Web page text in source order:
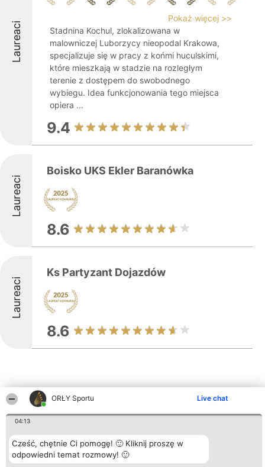
ORŁY Sportu Live chat
04:13
Cześć, chętnie Ci pomogę! 🙂 Kliknij proszę w
odpowiedni temat rozmowy! 🙂
Laureaci
Pokaż więcej >>
Stadnina Kochul, zlokalizowana w
malowniczej Luborzycy nieopodal Krakowa,
specjalizuje się w pracy z końmi huculskimi,
które mieszkają w stadzie na rozległym
terenie z dostępem do swobodnego
wybiegu. Idea funkcjonowania tego miejsca
opiera ...
9.4
Laureaci
Boisko UKS Ekler Baranówka
8.6
Laureaci
Ks Partyzant Dojazdów
8.6
Inne firmy z województwa
Organizator plebiscytu
Bright Side Solutions sp. z o.
Plebiscyt
Laureaci